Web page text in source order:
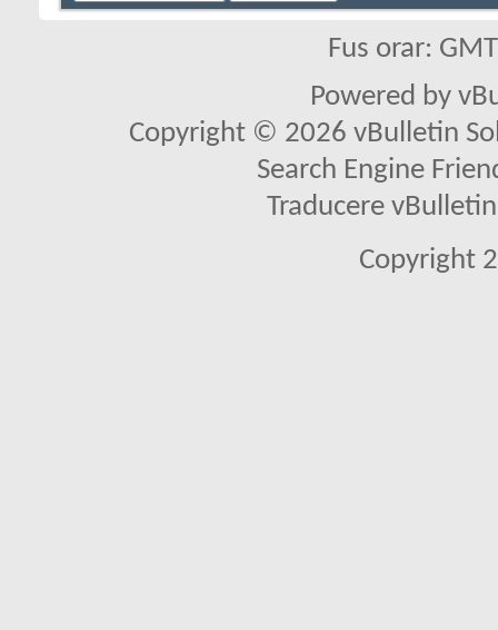
Fus orar:
Powered by
Copyright © 2026 vBulletin
Search Engine
Traducere
Copyright